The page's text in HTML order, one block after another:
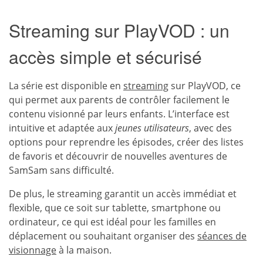
Streaming sur PlayVOD : un
accès simple et sécurisé
La série est disponible en streamingsur PlayVOD, ce
qui permet aux parents de contrôler facilement le
contenu visionné par leurs enfants. L’interface est
intuitive et adaptée auxjeunes utilisateurs, avec des
options pour reprendre les épisodes, créer des listes
de favoris et découvrir de nouvelles aventures de
SamSam sans difficulté.
De plus, le streaming garantit un accès immédiat et
flexible, que ce soit sur tablette, smartphone ou
ordinateur, ce qui est idéal pour les familles en
déplacement ou souhaitant organiser des séances de
visionnageà la maison.